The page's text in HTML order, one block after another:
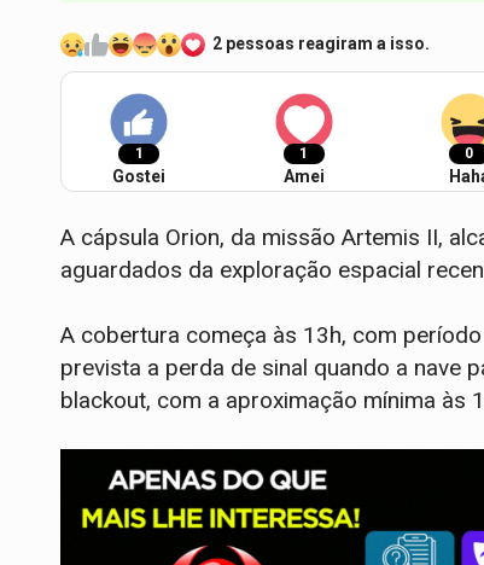
2 pessoas reagiram a isso.
1
Gostei
1
Amei
0
A cápsula Orion, da missão Artemis II,
aguardados da exploração espacial
A cobertura começa às 13h, com
prevista a perda de sinal quando a nave
blackout, com a aproximação mínima às